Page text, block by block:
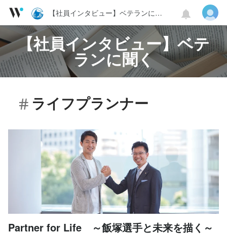
【社員インタビュー】ベテランに聞く
【社員インタビュー】ベテ
ランに聞く
ライフプランナー
Partner for Life ～飯塚選手と未来を描く～